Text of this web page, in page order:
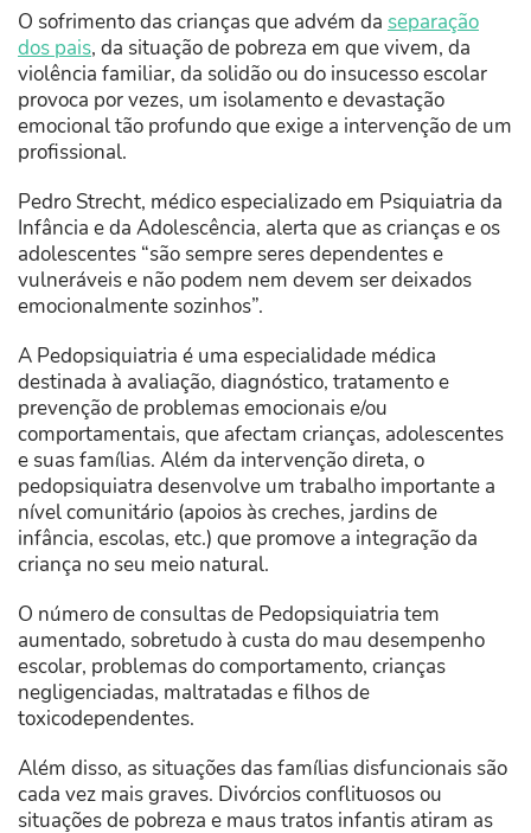
O sofrimento das crianças que advém da separação
dos pais, da situação de pobreza em que vivem, da
violência familiar, da solidão ou do insucesso escolar
provoca por vezes, um isolamento e devastação
emocional tão profundo que exige a intervenção de um
profissional.
Pedro Strecht, médico especializado em Psiquiatria da
Infância e da Adolescência, alerta que as crianças e os
adolescentes “são sempre seres dependentes e
vulneráveis e não podem nem devem ser deixados
emocionalmente sozinhos”.
A Pedopsiquiatria é uma especialidade médica
destinada à avaliação, diagnóstico, tratamento e
prevenção de problemas emocionais e/ou
comportamentais, que afectam crianças, adolescentes
e suas famílias. Além da intervenção direta, o
pedopsiquiatra desenvolve um trabalho importante a
nível comunitário (apoios às creches, jardins de
infância, escolas, etc.) que promove a integração da
criança no seu meio natural.
O número de consultas de Pedopsiquiatria tem
aumentado, sobretudo à custa do mau desempenho
escolar, problemas do comportamento, crianças
negligenciadas, maltratadas e filhos de
toxicodependentes.
Além disso, as situações das famílias disfuncionais são
cada vez mais graves. Divórcios conflituosos ou
situações de pobreza e maus tratos infantis atiram as